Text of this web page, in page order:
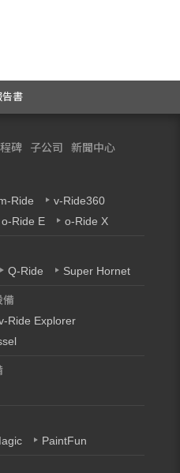
告書
碑 子公司 新聞中心
Ride
v-Ride360
o-Ride E o-Ride X
Q-Ride Super Hornet
備
Ride Explorer
PaintFun